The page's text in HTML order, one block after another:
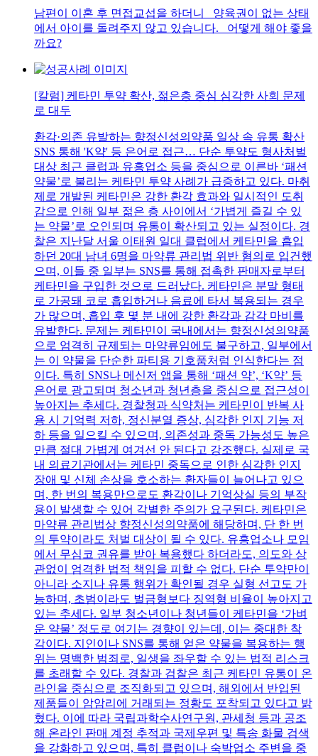
남편이 이혼 후 면접교섭을 하더니 양육권이 없는 상태
에서 아이를 돌려주지 않고 있습니다. 어떻게 해야 좋을
까요?
[칼럼] 케타민 투약 확산, 젊은층 중심 심각한 사회 문제
로 대두
환각·의존 유발하는 향정신성의약품 일상 속 유통 확산
SNS 통해 'K약' 등 은어로 접근… 단순 투약도 형사처벌
대상 최근 클럽과 유흥업소 등을 중심으로 이른바 ‘패션
약물’로 불리는 케타민 투약 사례가 급증하고 있다. 마취
제로 개발된 케타민은 강한 환각 효과와 일시적인 도취
감으로 인해 일부 젊은 층 사이에서 ‘가볍게 즐길 수 있
는 약물’로 오인되며 유통이 확산되고 있는 실정이다. 경
찰은 지난달 서울 이태원 일대 클럽에서 케타민을 흡입
하던 20대 남녀 6명을 마약류 관리법 위반 혐의로 입건했
으며, 이들 중 일부는 SNS를 통해 접촉한 판매자로부터
케타민을 구입한 것으로 드러났다. 케타민은 분말 형태
로 가공돼 코로 흡입하거나 음료에 타서 복용되는 경우
가 많으며, 흡입 후 몇 분 내에 강한 환각과 감각 마비를
유발한다. 문제는 케타민이 국내에서는 향정신성의약품
으로 엄격히 규제되는 마약류임에도 불구하고, 일부에서
는 이 약물을 단순한 파티용 기호품처럼 인식한다는 점
이다. 특히 SNS나 메신저 앱을 통해 ‘패션 약’, ‘K약’ 등
은어로 광고되며 청소년과 청년층을 중심으로 접근성이
높아지는 추세다. 경찰청과 식약처는 케타민이 반복 사
용 시 기억력 저하, 정신분열 증상, 심각한 인지 기능 저
하 등을 일으킬 수 있으며, 의존성과 중독 가능성도 높은
만큼 절대 가볍게 여겨선 안 된다고 강조했다. 실제로 국
내 의료기관에서는 케타민 중독으로 인한 심각한 인지
장애 및 신체 손상을 호소하는 환자들이 늘어나고 있으
며, 한 번의 복용만으로도 환각이나 기억상실 등의 부작
용이 발생할 수 있어 각별한 주의가 요구된다. 케타민은
마약류 관리법상 향정신성의약품에 해당하며, 단 한 번
의 투약이라도 처벌 대상이 될 수 있다. 유흥업소나 모임
에서 무심코 권유를 받아 복용했다 하더라도, 의도와 상
관없이 엄격한 법적 책임을 피할 수 없다. 단순 투약만이
아니라 소지나 유통 행위가 확인될 경우 실형 선고도 가
능하며, 초범이라도 벌금형보다 징역형 비율이 높아지고
있는 추세다. 일부 청소년이나 청년들이 케타민을 ‘가벼
운 약물’ 정도로 여기는 경향이 있는데, 이는 중대한 착
각이다. 지인이나 SNS를 통해 얻은 약물을 복용하는 행
위는 명백한 범죄로, 일생을 좌우할 수 있는 법적 리스크
를 초래할 수 있다. 경찰과 검찰은 최근 케타민 유통이 온
라인을 중심으로 조직화되고 있으며, 해외에서 반입된
제품들이 암암리에 거래되는 정황도 포착되고 있다고 밝
혔다. 이에 따라 국립과학수사연구원, 관세청 등과 공조
해 온라인 판매 계정 추적과 국제우편 및 특송 화물 검색
을 강화하고 있으며, 특히 클럽이나 숙박업소 주변을 중